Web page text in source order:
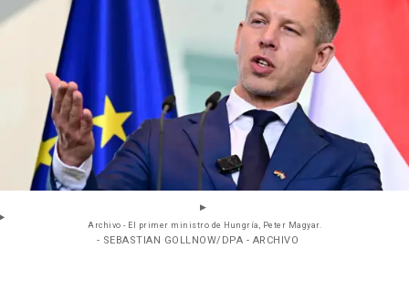
Archivo - El primer ministro de Hungría, Peter Magyar.
- SEBASTIAN GOLLNOW/DPA - ARCHIVO